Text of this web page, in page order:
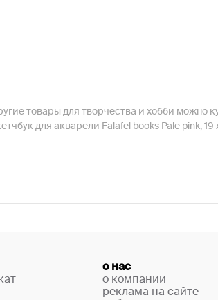
товары для творчества и хобби
для акварели Falafel books Pale pink,
о нас
о компании
реклама на сайте